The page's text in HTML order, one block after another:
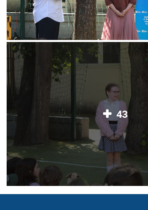
43